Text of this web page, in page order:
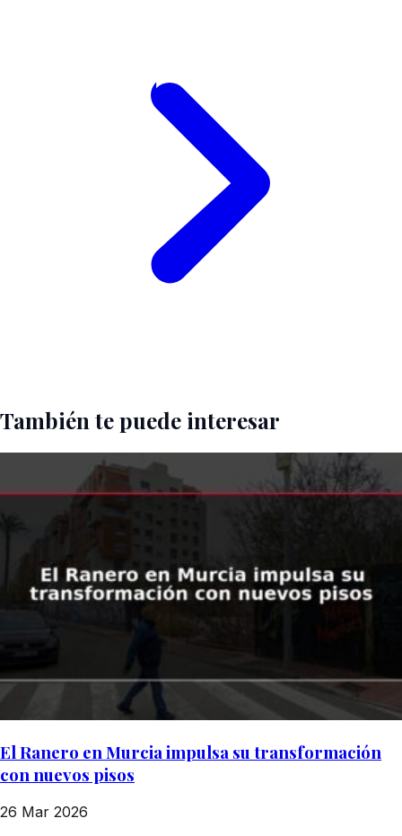
También te puede interesar
El Ranero en Murcia impulsa su transformación
con nuevos pisos
26 Mar 2026